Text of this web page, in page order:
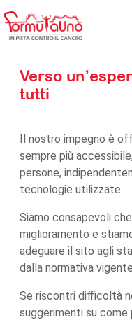
Navigazione
Verso
tutti
Il nostro impegno è
sempre più
persone,
tecnologie utilizzate.
Siamo consapevoli
miglioramento e
adeguare il sito agli
dalla normativa
Se riscontri difficoltà
suggerimenti su come